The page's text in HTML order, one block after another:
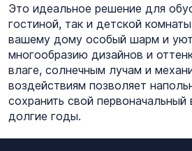
Это идеальное решение для
гостиной, так и детской
вашему дому особый шарм и
многообразию дизайнов и
влаге, солнечным лучам и
воздействиям позволяет
сохранить свой
долгие годы.